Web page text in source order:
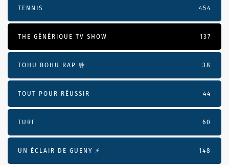
TENNIS 454
THE GÉNÉRIQUE TV SHOW 137
TOHU BOHU RAP 🤟 38
TOUT POUR RÉUSSIR 44
TURF 60
UN ÉCLAIR DE GUENY ⚡️ 148